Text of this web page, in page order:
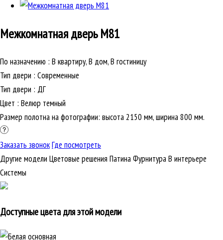
Межкомнатная дверь М81
По назначению : В квартиру, В дом, В гостиницу
Тип двери : Современные
Тип двери : ДГ
Цвет : Велюр темный
Размер полотна на фотографии: высота 2150 мм, ширина 800 мм.
Заказать звонокГде посмотреть
Другие модели Цветовые решения ПатинаФурнитураВ интерьере
Cистемы
Доступные цвета для этой модели